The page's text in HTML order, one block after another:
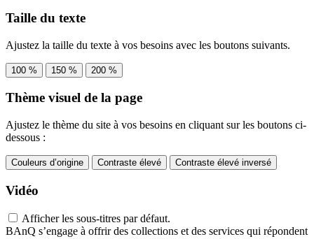
Taille du texte
Ajustez la taille du texte à vos besoins avec les boutons suivants.
100 % 150 % 200 %
Thème visuel de la page
Ajustez le thème du site à vos besoins en cliquant sur les boutons ci-
dessous :
Couleurs d’origine Contraste élevé Contraste élevé inversé
Vidéo
Afficher les sous-titres par défaut.
BAnQ s’engage à offrir des collections et des services qui répondent